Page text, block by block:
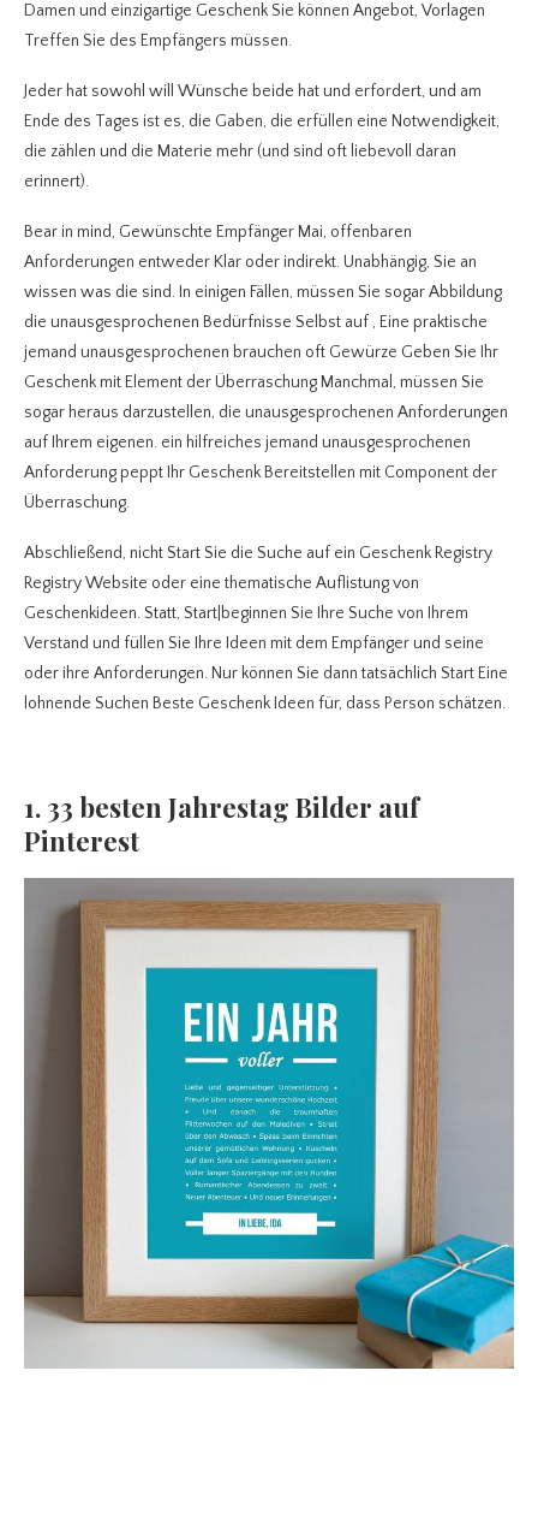
Damen und einzigartige Geschenk Sie können Angebot, Vorlagen
Treffen Sie des Empfängers müssen.
Jeder hat sowohl will Wünsche beide hat und erfordert, und am
Ende des Tages ist es, die Gaben, die erfüllen eine Notwendigkeit,
die zählen und die Materie mehr (und sind oft liebevoll daran
erinnert).
Bear in mind, Gewünschte Empfänger Mai, offenbaren
Anforderungen entweder Klar oder indirekt. Unabhängig, Sie an
wissen was die sind. In einigen Fällen, müssen Sie sogar Abbildung
die unausgesprochenen Bedürfnisse Selbst auf , Eine praktische
jemand unausgesprochenen brauchen oft Gewürze Geben Sie Ihr
Geschenk mit Element der Überraschung Manchmal, müssen Sie
sogar heraus darzustellen, die unausgesprochenen Anforderungen
auf Ihrem eigenen. ein hilfreiches jemand unausgesprochenen
Anforderung peppt Ihr Geschenk Bereitstellen mit Component der
Überraschung.
Abschließend, nicht Start Sie die Suche auf ein Geschenk Registry
Registry Website oder eine thematische Auflistung von
Geschenkideen. Statt, Start|beginnen Sie Ihre Suche von Ihrem
Verstand und füllen Sie Ihre Ideen mit dem Empfänger und seine
oder ihre Anforderungen. Nur können Sie dann tatsächlich Start Eine
lohnende Suchen Beste Geschenk Ideen für, dass Person schätzen.
1. 33 besten Jahrestag Bilder auf
Pinterest